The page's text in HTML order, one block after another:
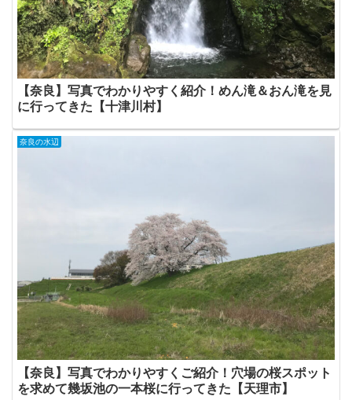
【奈良】写真でわかりやすく紹介！めん滝＆おん滝を見
に行ってきた【十津川村】
奈良の水辺
【奈良】写真でわかりやすくご紹介！穴場の桜スポット
を求めて幾坂池の一本桜に行ってきた【天理市】